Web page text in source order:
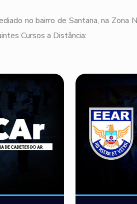
no bairro de Santana, na
Cursos a Distância: